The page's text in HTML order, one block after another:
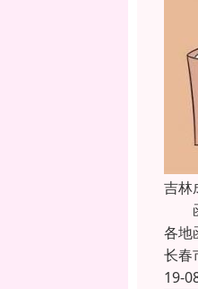
吉林
函
各地
长春
19-